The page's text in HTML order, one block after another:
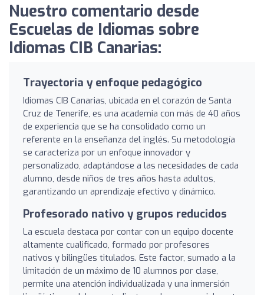
Nuestro comentario desde
Escuelas de Idiomas sobre
Idiomas CIB Canarias:
Trayectoria y enfoque pedagógico
Idiomas CIB Canarias, ubicada en el corazón de Santa
Cruz de Tenerife, es una academia con más de 40 años
de experiencia que se ha consolidado como un
referente en la enseñanza del inglés. Su metodología
se caracteriza por un enfoque innovador y
personalizado, adaptándose a las necesidades de cada
alumno, desde niños de tres años hasta adultos,
garantizando un aprendizaje efectivo y dinámico.
Profesorado nativo y grupos reducidos
La escuela destaca por contar con un equipo docente
altamente cualificado, formado por profesores
nativos y bilingües titulados. Este factor, sumado a la
limitación de un máximo de 10 alumnos por clase,
permite una atención individualizada y una inmersión